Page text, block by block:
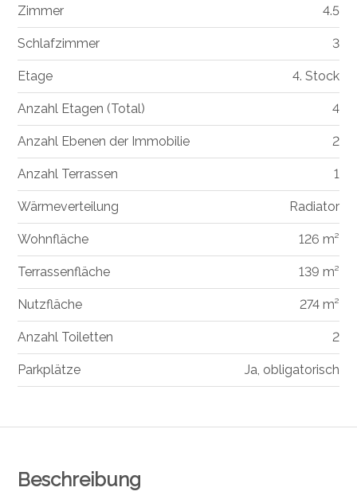
Beschreibung
Zimmer 4.5
Schlafzimmer 3
Etage 4. Stock
Anzahl Etagen (Total) 4
Anzahl Ebenen der Immobilie 2
Anzahl Terrassen 1
Wärmeverteilung Radiator
Wohnfläche 126 m²
Terrassenfläche 139 m²
Nutzfläche 274 m²
Anzahl Toiletten 2
Parkplätze Ja, obligatorisch